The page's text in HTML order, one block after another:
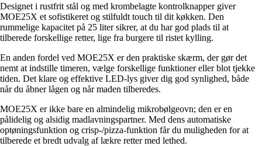
Designet i rustfrit stål og med krombelagte kontrolknapper giver
MOE25X et sofistikeret og stilfuldt touch til dit køkken. Den
rummelige kapacitet på 25 liter sikrer, at du har god plads til at
tilberede forskellige retter, lige fra burgere til ristet kylling.
En anden fordel ved MOE25X er den praktiske skærm, der gør det
nemt at indstille timeren, vælge forskellige funktioner eller blot tjekke
tiden. Det klare og effektive LED-lys giver dig god synlighed, både
når du åbner lågen og når maden tilberedes.
MOE25X er ikke bare en almindelig mikrobølgeovn; den er en
pålidelig og alsidig madlavningspartner. Med dens automatiske
optøningsfunktion og crisp-/pizza-funktion får du muligheden for at
tilberede et bredt udvalg af lækre retter med lethed.